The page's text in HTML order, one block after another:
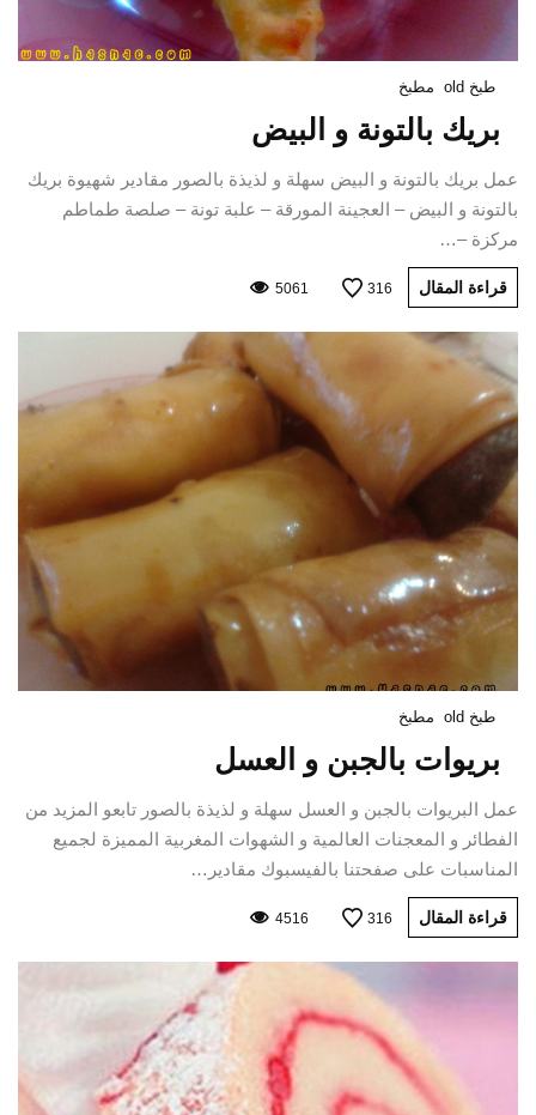
طبخ old مطبخ
بريك بالتونة و البيض
عمل بريك بالتونة و البيض سهلة و لذيذة بالصور مقادير شهيوة بريك
بالتونة و البيض – العجينة المورقة – علبة تونة – صلصة طماطم
مركزة –…
قراءة المقال 316
5061
طبخ old مطبخ
بريوات بالجبن و العسل
عمل البريوات بالجبن و العسل سهلة و لذيذة بالصور تابعو المزيد من
الفطائر و المعجنات العالمية و الشهوات المغربية المميزة لجميع
المناسبات على صفحتنا بالفيسبوك مقادير…
قراءة المقال 316
4516